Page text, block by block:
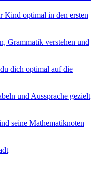
Kind optimal in den ersten
Grammatik verstehen und
dich optimal auf die
und Aussprache gezielt
seine Mathematiknoten